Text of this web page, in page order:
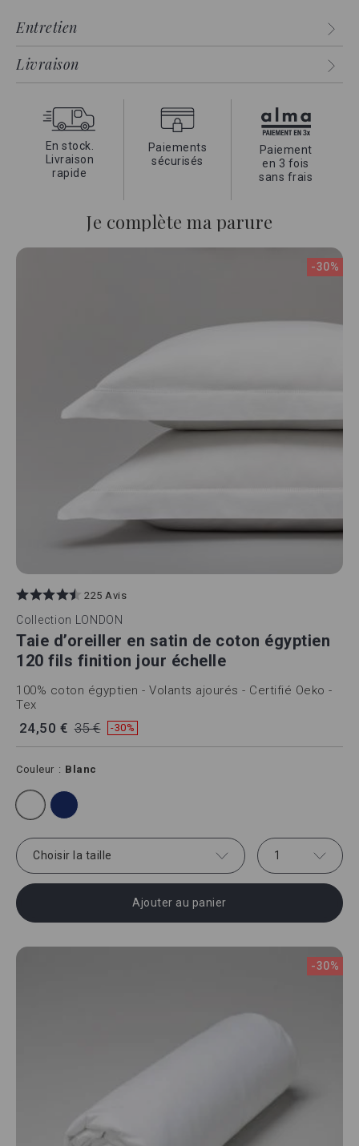
collection est bordée d'un traditionnel ourlet à points ajouré
pour un charme intemporel.
fibres.
Entretien
Livraison
En stock.
Livraison
rapide
Paiements
sécurisés
Paiement
en 3 fois
sans frais
Je complète ma parure
-30%
225 Avis
Collection LONDON
Taie d’oreiller en satin de coton égyptien
120 fils finition jour échelle
100% coton égyptien - Volants ajourés - Certifié Oeko -
Tex
24,50 € 35 € -30%
Couleur Blanc
Choisir la taille 1
Ajouter au panier
-30%